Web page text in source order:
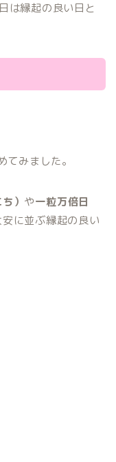
は縁起の良い日と
みました。
） や一粒万倍日
に並ぶ縁起の良い